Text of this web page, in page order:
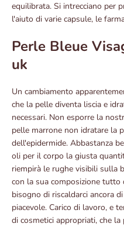
equilibrata. Si intrecciano per
l'aiuto di varie capsule, le
Perle Bleue
uk
Un cambiamento
che la pelle diventa liscia e
necessari. Non esporre la
pelle marrone non idratare la
dell'epidermide. Abbastanza
oli per il corpo la giusta
riempirà le rughe visibili sulla
con la sua composizione
bisogno di riscaldarci ancora
piacevole. Carico di lavoro, e
di cosmetici appropriati, che